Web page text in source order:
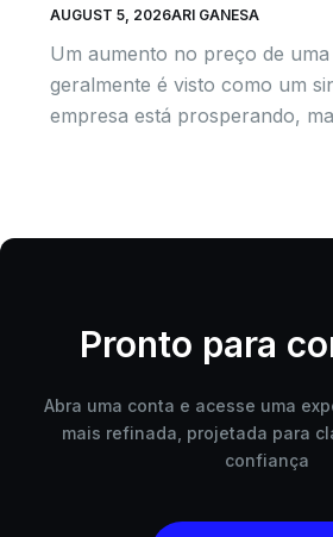
AUGUST 5, 2026ARI GANESA
Um aumento no preço de uma
geralmente é visto como um
empresa está prosperando,
Pronto para
Abra uma conta e acesse uma
mais refinada, projetada para
confiança